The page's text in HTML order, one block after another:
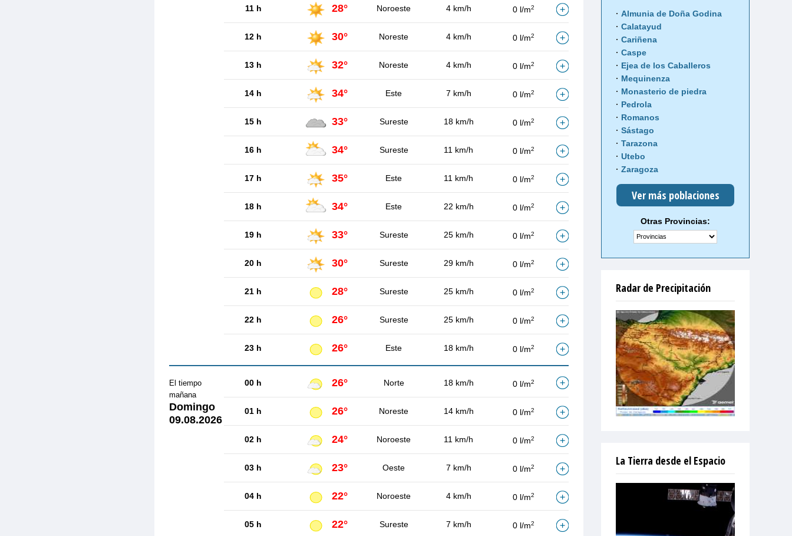
11 h 28° Noroeste 4 km/h 0 l/m2
12 h 30° Noreste 4 km/h 0 l/m2
13 h 32° Noreste 4 km/h 0 l/m2
14 h 34° Este 7 km/h 0 l/m2
15 h 33° Sureste 18 km/h 0 l/m2
16 h 34° Sureste 11 km/h 0 l/m2
17 h 35° Este 11 km/h 0 l/m2
18 h 34° Este 22 km/h 0 l/m2
19 h 33° Sureste 25 km/h 0 l/m2
20 h 30° Sureste 29 km/h 0 l/m2
21 h 28° Sureste 25 km/h 0 l/m2
22 h 26° Sureste 25 km/h 0 l/m2
23 h 26° Este 18 km/h 0 l/m2
El tiempo
mañana
Domingo
09.08.2026
00 h 26° Norte 18 km/h 0 l/m2
01 h 26° Noreste 14 km/h 0 l/m2
02 h 24° Noroeste 11 km/h 0 l/m2
03 h 23° Oeste 7 km/h 0 l/m2
04 h 22° Noroeste 4 km/h 0 l/m2
05 h 22° Sureste 7 km/h 0 l/m2
Almunia de Doña Godina
Calatayud
Cariñena
Caspe
Ejea de los Caballeros
Mequinenza
Monasterio de piedra
Pedrola
Romanos
Sástago
Tarazona
Utebo
Zaragoza
Ver más poblaciones
Otras Provincias:
Radar de Precipitación
La Tierra desde el Espacio